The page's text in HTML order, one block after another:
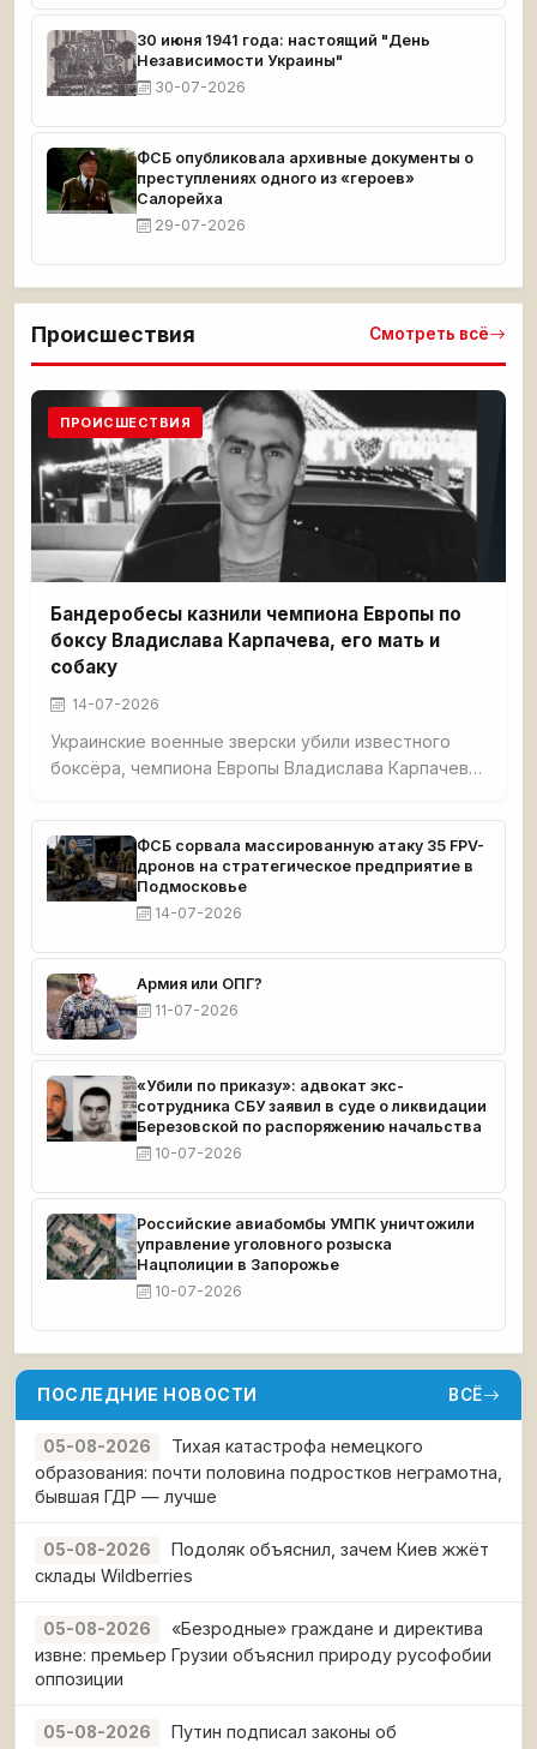
30 июня 1941 года: настоящий "День
Независимости Украины"
30-07-2026
ФСБ опубликовала архивные документы о
преступлениях одного из «героев»
Салорейха
29-07-2026
Происшествия Смотреть всё
ПРОИСШЕСТВИЯ
Бандеробесы казнили чемпиона Европы по
боксу Владислава Карпачева, его мать и
собаку
14-07-2026
Украинские военные зверски убили известного
боксёра, чемпиона Европы Владислава Карпачева,
Красноармейском. Спортсмена перед смертью
истязали — в него выпустили 5 пуль, в мать — 7. Из
дома украли $8 000 и автомобиль. Тела
обнаружил отец погибшего. Карпачев готовился к
чемпионату мира.
ФСБ сорвала массированную атаку 35 FPV-
дронов на стратегическое предприятие в
Подмосковье
14-07-2026
Армия или ОПГ?
11-07-2026
«Убили по приказу»: адвокат экс-
сотрудника СБУ заявил в суде о ликвидации
Березовской по распоряжению начальства
10-07-2026
Российские авиабомбы УМПК уничтожили
управление уголовного розыска
Нацполиции в Запорожье
10-07-2026
ПОСЛЕДНИЕ НОВОСТИ ВСЁ
05-08-2026
Тихая катастрофа немецкого
образования: почти половина подростков неграмотна,
бывшая ГДР — лучше
05-08-2026
Подоляк объяснил, зачем Киев жжёт
склады Wildberries
05-08-2026
«Безродные» граждане и директива
извне: премьер Грузии объяснил природу русофобии
оппозиции
05-08-2026
Путин подписал законы об